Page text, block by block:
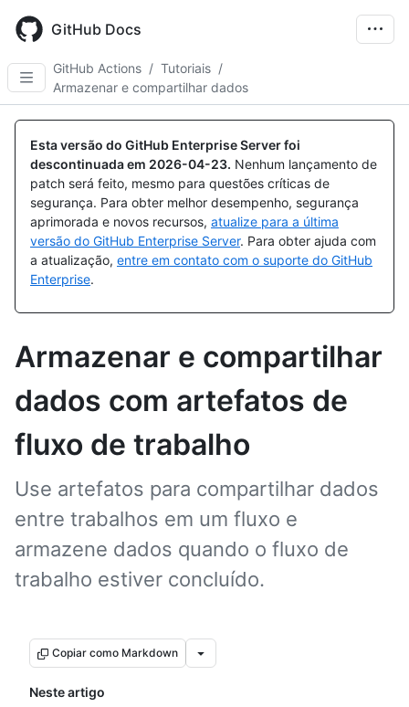
main
content
GitHub Docs
GitHub Actions / Tutoriais /
Armazenar e compartilhar dados
Esta versão do GitHub Enterprise Server foi
descontinuada em 2026-04-23. Nenhum lançamento de
patch será feito, mesmo para questões críticas de
segurança. Para obter melhor desempenho, segurança
aprimorada e novos recursos, atualize para a última
versão do GitHub Enterprise Server. Para obter ajuda com
a atualização, entre em contato com o suporte do GitHub
Enterprise.
Armazenar e compartilhar
dados com artefatos de
fluxo de trabalho
Use artefatos para compartilhar dados
entre trabalhos em um fluxo e
armazene dados quando o fluxo de
trabalho estiver concluído.
Copiar como Markdown
Neste artigo